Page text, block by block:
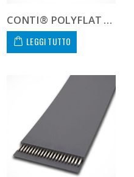
CONTI® POLYFLAT FLA F 40 HP
LEGGI TUTTO